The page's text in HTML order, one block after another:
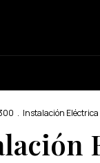
. Instalación Eléctrica